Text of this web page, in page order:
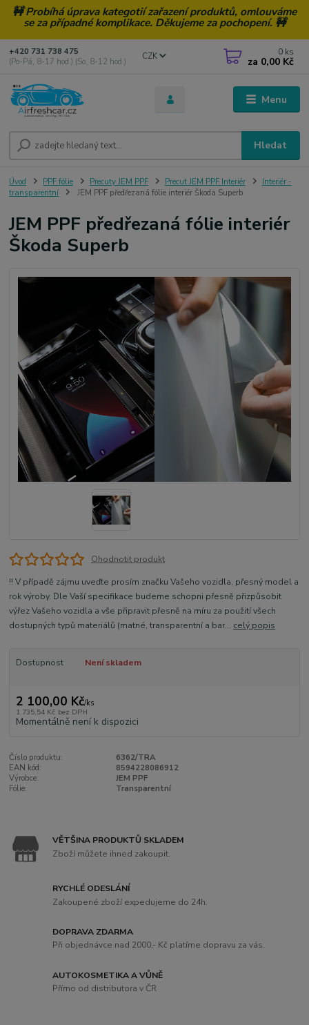
🚧 Probíhá úprava kategotií zařazení produktů, omlouváme
se za případné komplikace. Děkujeme za pochopení. 🚧
Menu
CZK
Hledat
+420 731 738 475
(Po-Pá, 8-17 hod.) (So, 8-12 hod.)
0 ks
za 0,00 Kč
Úvod PPF fólie Precuty JEM PPF Precut JEM PPF Interiér
Interiér -
transparentní
JEM PPF předřezaná fólie interiér Škoda Superb
JEM PPF předřezaná fólie interiér
Škoda Superb
Ohodnotit produkt
!! V případě zájmu uveďte prosím značku Vašeho vozidla, přesný model a
rok výroby. Dle Vaší specifikace budeme schopni přesně přizpůsobit
výřez Vašeho vozidla a vše připravit přesně na míru za použití všech
dostupných typů materiálů (matné, transparentní a bar... celý popis
Dostupnost Není skladem
2 100,00 Kč/ks
1 735,54 Kč bez DPH
Momentálně není k dispozici
Číslo produktu:
6362/TRA
EAN kód:
8594228086912
Výrobce:
JEM PPF
Fólie:
Transparentní
VĚTŠINA PRODUKTŮ SKLADEM
Zboží můžete ihned zakoupit.
RYCHLÉ ODESLÁNÍ
Zakoupené zboží expedujeme do 24h.
DOPRAVA ZDARMA
Při objednávce nad 2000,- Kč platíme dopravu za vás.
AUTOKOSMETIKA A VŮNĚ
Přímo od distributora v ČR